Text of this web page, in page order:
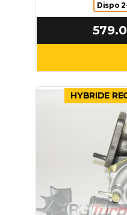
Dispo
HYBRIDE